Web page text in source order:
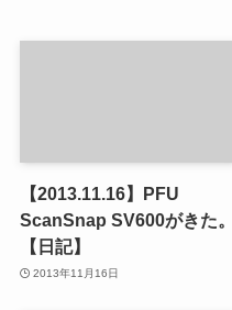
【2013.11.16】PFU
ScanSnap SV600がきた。
【日記】
2013年11月16日